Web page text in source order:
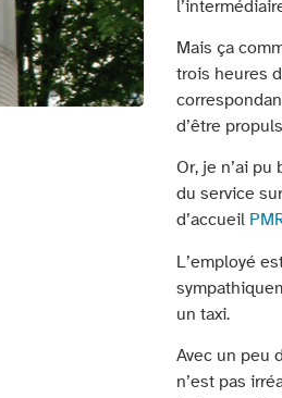
Mais ça
trois heures
d’être
Or, je n’ai
du service
d’accueil
L’employé
un taxi.
Avec un peu
n’est pas